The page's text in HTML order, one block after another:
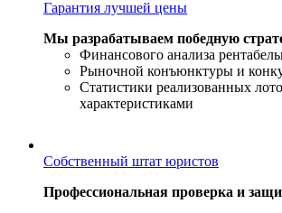
Гарантия лучшей цены
Мы разрабатываем победную
Финансового анализа
Рыночной конъюнктуры и
Статистики реализованных
характеристиками
Собственный штат юристов
Профессиональная проверка и